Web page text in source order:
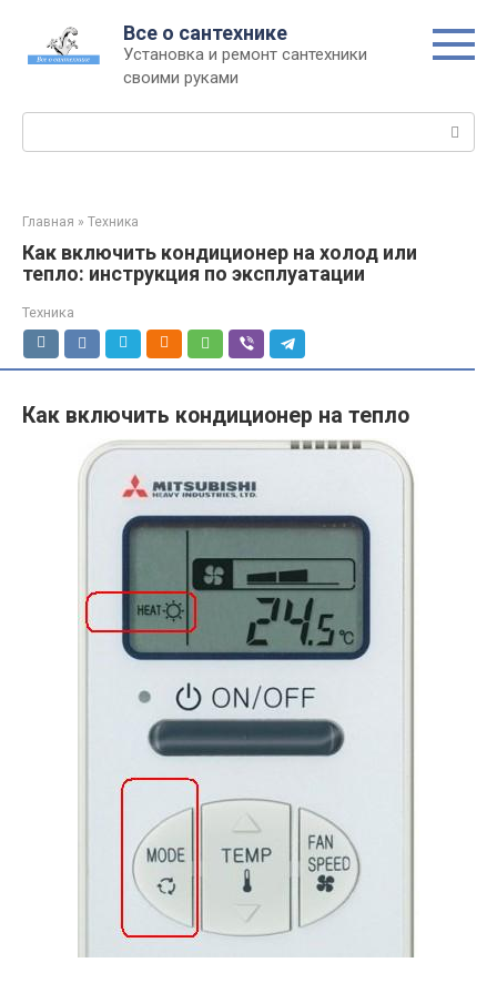
контенту
Все о сантехнике
Установка и ремонт сантехники
своими руками
Главная » Техника
Как включить кондиционер на холод или
тепло: инструкция по эксплуатации
Техника
Как включить кондиционер на тепло